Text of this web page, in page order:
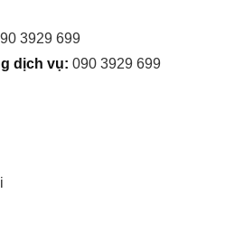
3929 699
dịch vụ: 090 3929 699